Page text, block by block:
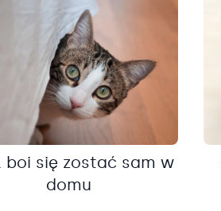
boi się zostać sam w
domu